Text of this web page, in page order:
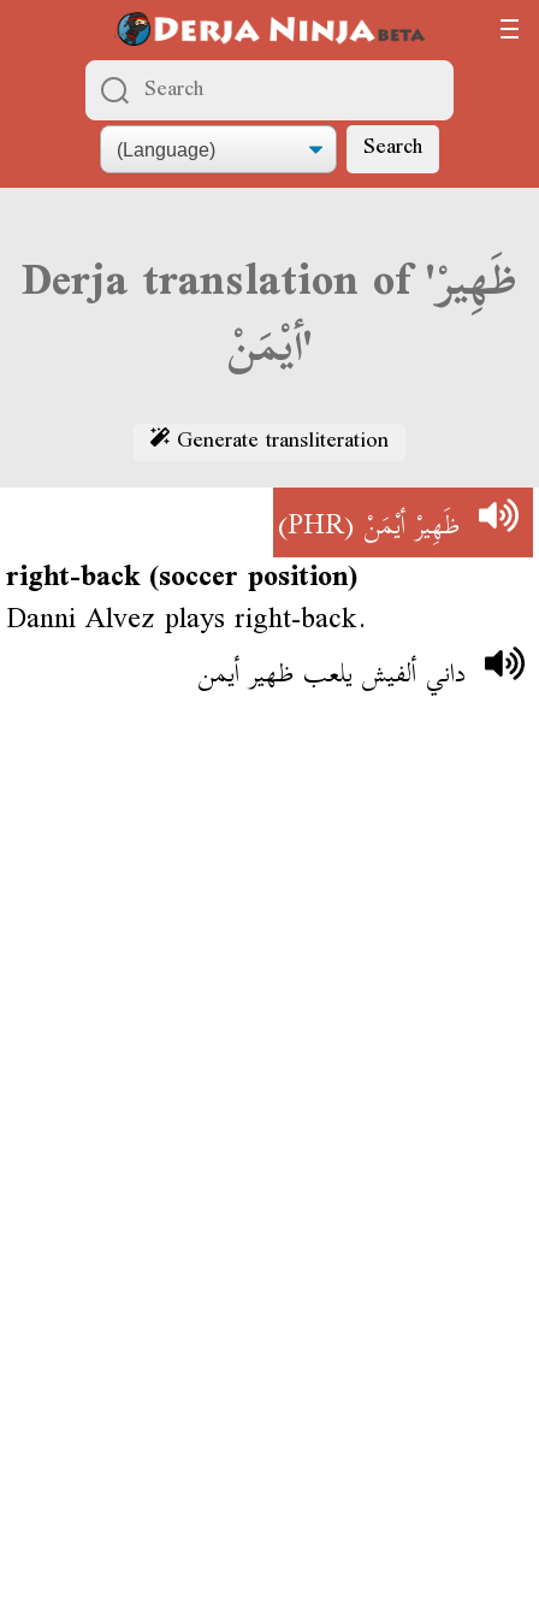
Search
Derja translation of 'ظَهِيرْ
أيْمَنْ'
Generate transliteration
ظَهِيرْ أيْمَنْ(PHR)
right-back (soccer position)
Danni Alvez plays right-back.
داني ألفيش يلعب ظهير أيمن